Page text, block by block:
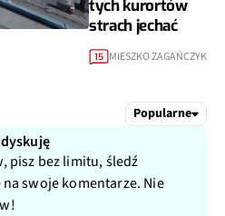
tych kurortów
strach jechać
15 MIESZKO ZAGAŃCZYK
Popularne
pisz bez limitu, śledź
swoje komentarze. Nie